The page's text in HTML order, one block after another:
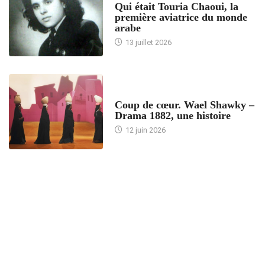
Qui était Touria Chaoui, la
première aviatrice du monde
arabe
13 juillet 2026
Coup de cœur. Wael Shawky –
Drama 1882, une histoire
12 juin 2026